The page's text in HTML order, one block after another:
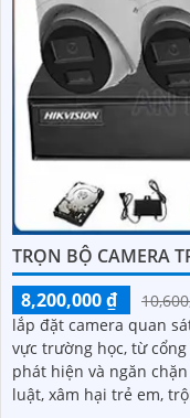
TRỌN BỘ CAMERA
8,200,000 ₫
lắp đặt camera quan
vực trường học, từ
phát hiện và ngăn
luật, xâm hại trẻ em,